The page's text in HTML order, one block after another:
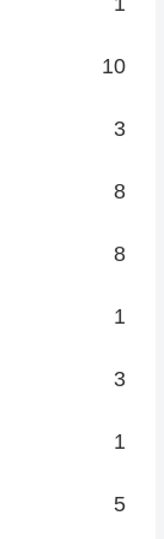
10
3
8
8
1
3
1
5